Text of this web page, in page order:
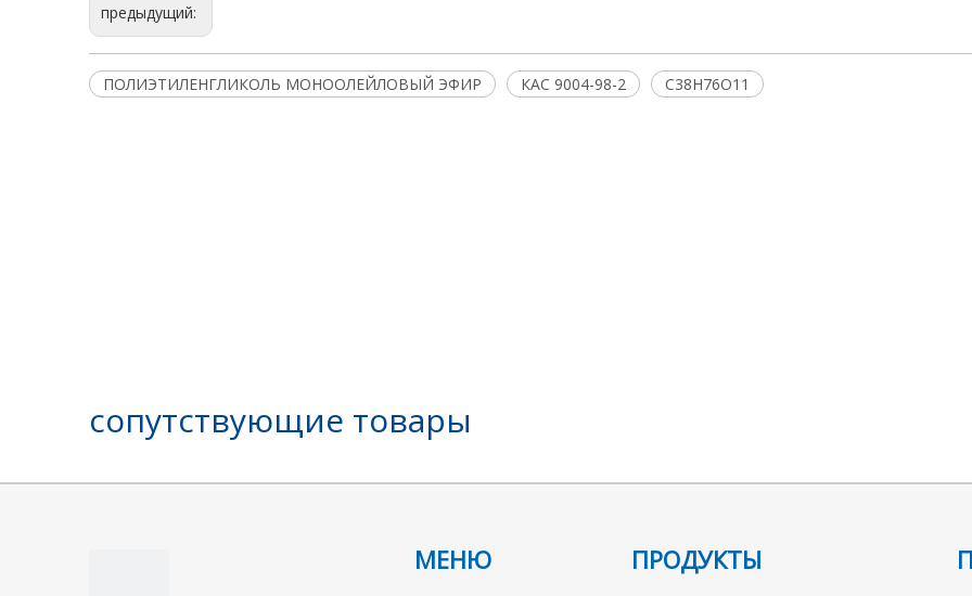
предыдущий:
ПОЛИЭТИЛЕНГЛИКОЛЬ МОНООЛЕЙЛОВЫЙ ЭФИР КАС 9004-98-2 C38H76O11
сопутствующие товары
МЕНЮ ПРОДУКТЫ